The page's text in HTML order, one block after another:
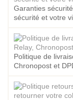
Garanties
sécurité et votre
Politique de
Chronopost et